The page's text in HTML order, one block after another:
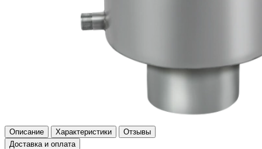
Описание Характеристики
Отзывы
Доставка и оплата